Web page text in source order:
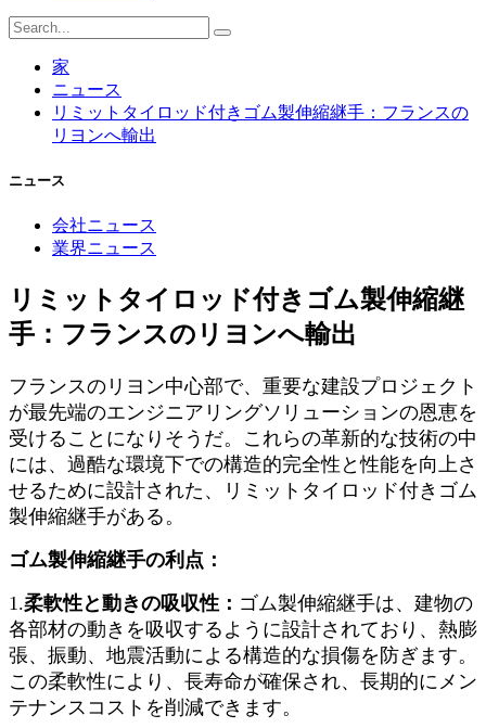
家
ニュース
リミットタイロッド付きゴム製伸縮継手：フランスの
リヨンへ輸出
ニュース
会社ニュース
業界ニュース
リミットタイロッド付きゴム製伸縮継
手：フランスのリヨンへ輸出
フランスのリヨン中心部で、重要な建設プロジェクト
が最先端のエンジニアリングソリューションの恩恵を
受けることになりそうだ。これらの革新的な技術の中
には、過酷な環境下での構造的完全性と性能を向上さ
せるために設計された、リミットタイロッド付きゴム
製伸縮継手がある。
ゴム製伸縮継手の利点：
1.柔軟性と動きの吸収性： ゴム製伸縮継手は、建物の
各部材の動きを吸収するように設計されており、熱膨
張、振動、地震活動による構造的な損傷を防ぎます。
この柔軟性により、長寿命が確保され、長期的にメン
テナンスコストを削減できます。